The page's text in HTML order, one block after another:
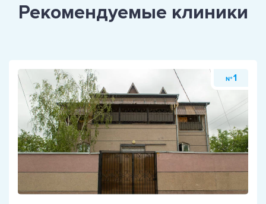
Рекомендуемые клиники
№ 1